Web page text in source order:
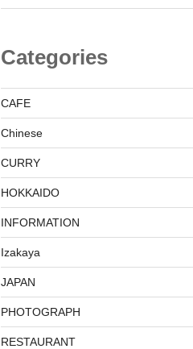
Categories
CAFE
Chinese
CURRY
HOKKAIDO
INFORMATION
Izakaya
JAPAN
PHOTOGRAPH
RESTAURANT